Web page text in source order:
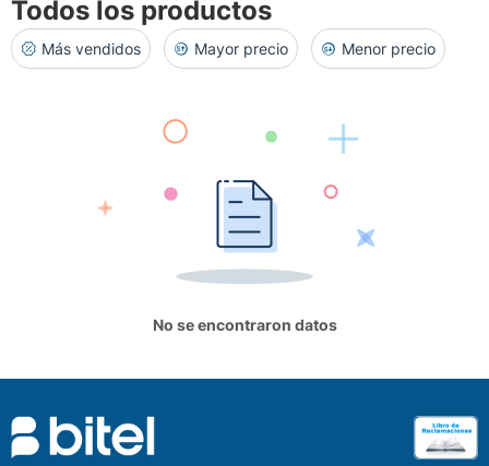
Todos los productos
Más vendidos Mayor precio Menor precio
No se encontraron datos